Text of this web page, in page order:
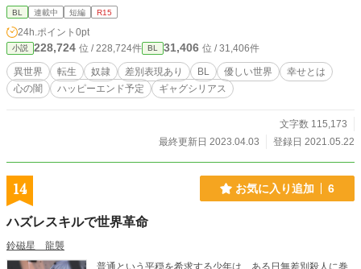
かなければ、心何て無くしてしまえばと心に深い傷を負っている異種族の少年と
それでも真髄に向き合い折れない信念で暖かく思慮深く立ち向かってくる青年の
そんな物語り。 な筈……？ 「顔が好みなんだよな……」 「あの……近っ……」
やっぱり距離が変だよね？ 表現の練習のために描いています。 書いてる内に何
処までどうしようかとか悩んでます。 しおり、お気に入り励みになるので宜し
くお願い致します！ ※一部に卑猥、残虐表現の描写があります。 男色、BLも寛
容な世界、男女関係もあります、そういう世界観です。 気付いたらギャグシリ
BL 連載中 短編 R15
24h.ポイント 0pt
小説 228,724 位 / 228,724件 BL 31,406 位 / 31,406件
異世界 転生 奴隷 差別表現あり BL 優しい世界
幸せとは
心の闇
ハッピーエンド予定 ギャグシリアス
文字数 115,173
最終更新日 2023.04.03
登録日 2021.05.22
14 お気に入り追加 6
ハズレスキルで世界革命
鈴磁星 龍襲
普通という平穏を希求する少年は、ある日無差別殺人に巻